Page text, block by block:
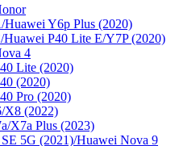
Y6p Plus (2020)
Huawei P40 Lite E/Y7P (2020)
4
Lite (2020)
(2020)
Pro (2020)
Х8 (2022)
X7a Plus (2023)
5G (2021)/Huawei Nova 9